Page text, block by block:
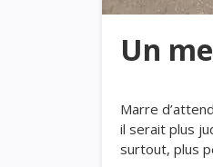
Un
Marre
il serait plus
surtout, plus